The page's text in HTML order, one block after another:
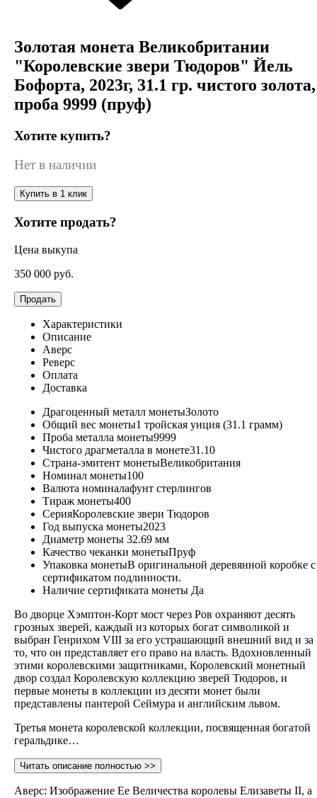
Золотая монета Великобритании
"Королевские звери Тюдоров" Йель
Бофорта, 2023г, 31.1 гр. чистого золота,
проба 9999 (пруф)
Хотите купить?
Нет в наличии
Купить в 1 клик
Хотите продать?
Цена выкупа
350 000 руб.
Продать
Характеристики
Описание
Аверс
Реверс
Оплата
Доставка
Драгоценный металл монетыЗолото
Общий вес монеты1 тройская унция (31.1 грамм)
Проба металла монеты9999
Чистого драгметалла в монете31.10
Страна-эмитент монетыВеликобритания
Номинал монеты100
Валюта номиналафунт стерлингов
Тираж монеты400
СерияКоролевские звери Тюдоров
Год выпуска монеты2023
Диаметр монеты 32.69 мм
Качество чеканки монетыПруф
Упаковка монетыВ оригинальной деревянной коробке с
сертификатом подлинности.
Наличие сертификата монеты Да
Во дворце Хэмптон-Корт мост через Ров охраняют десять
грозных зверей, каждый из которых богат символикой и
выбран Генрихом VIII за его устрашающий внешний вид и за
то, что он представляет его право на власть. Вдохновленный
этими королевскими защитниками, Королевский монетный
двор создал Королевскую коллекцию зверей Тюдоров, и
первые монеты в коллекции из десяти монет были
представлены пантерой Сеймура и английским львом.
Третья монета королевской коллекции, посвященная богатой
геральдике…
Читать описание полностью >>
Аверс: Изображение Ее Величества королевы Елизаветы II, а